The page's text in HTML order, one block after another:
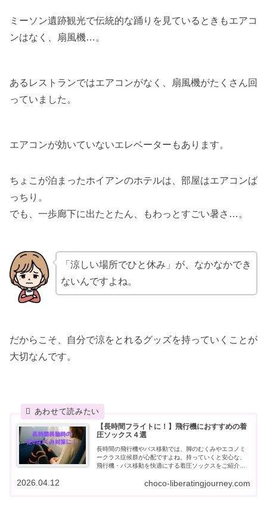
ミーソン遺跡観光で伝統的な踊りを見ているときもエアコ
ンはなく、扇風機…。
あるレストランではエアコンがなく、扇風機がたくさん回
っていました。
エアコンが効いていないエレベーターもあります。
ちょこが泊まったホイアンのホテルは、部屋はエアコンば
っちり。
でも、一歩廊下に出たとたん、もわっとすごい暑さ…。
「涼しい場所でひと休み」が、なかなかでき
ないんですよね。
だからこそ、自分で涼をとれるグッズを持っていくことが
大切なんです。
【長時間フライトに！】飛行機におすすめの着
圧ソックス４選
長時間の飛行機やバス移動では、脚のむくみやエコノミ
ークラス症候群が心配ですよね。持っていくと安心な、
飛行機・バス移動を快適にする着圧ソックスをご紹介し
choco-liberatingjourney.com
2026.04.12